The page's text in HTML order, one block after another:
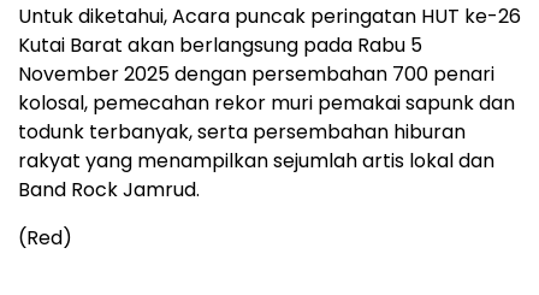
Untuk diketahui, Acara puncak peringatan HUT ke-26
Kutai Barat akan berlangsung pada Rabu 5
November 2025 dengan persembahan 700 penari
kolosal, pemecahan rekor muri pemakai sapunk dan
todunk terbanyak, serta persembahan hiburan
rakyat yang menampilkan sejumlah artis lokal dan
Band Rock Jamrud.
(Red)